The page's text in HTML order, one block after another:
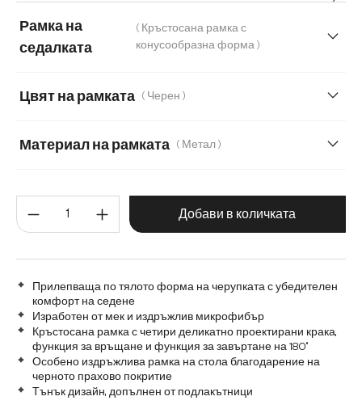
Рамка на
седалката
( Кръстосана рамка с
конусообразна форма )
Цвят на рамката ( Черен )
Материал на рамката ( Метал )
Количество на продукта:
Добави в количката
Прилепваща по тялото форма на черупката с убедителен
комфорт на седене
Изработен от мек и издръжлив микрофибър
Кръстосана рамка с четири деликатно проектирани крака,
функция за връщане и функция за завъртане на 180°
Особено издръжлива рамка на стола благодарение на
черното прахово покритие
Тънък дизайн, допълнен от подлакътници